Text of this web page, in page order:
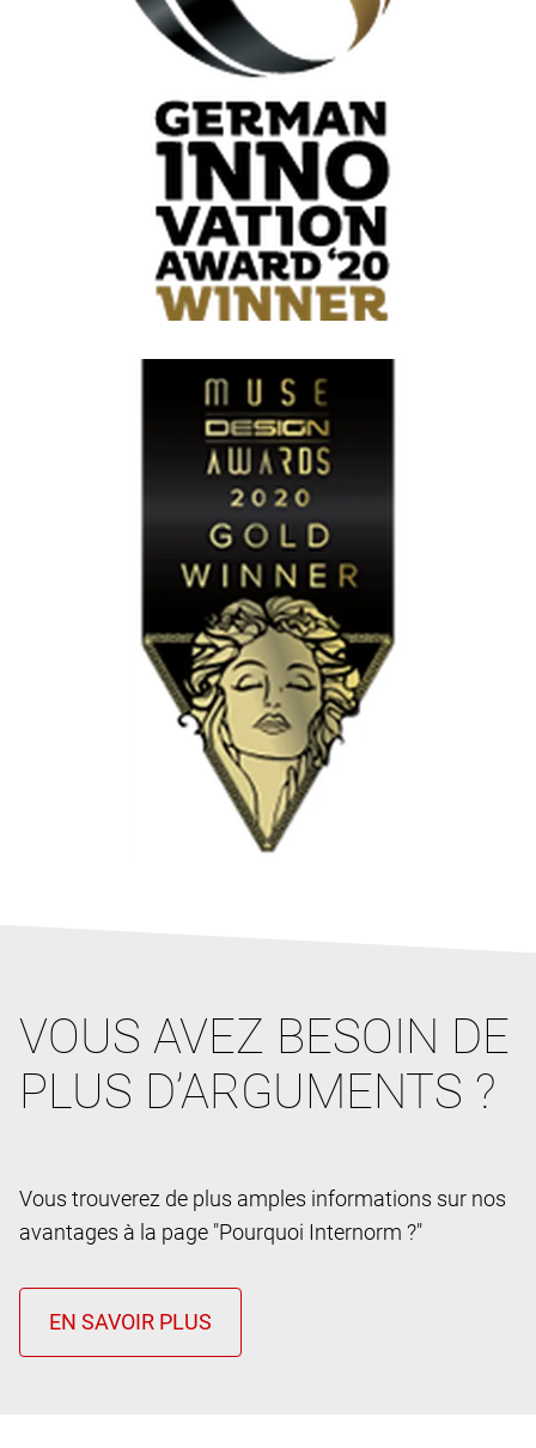
VOUS AVEZ BESOIN DE
PLUS D’ARGUMENTS ?
Vous trouverez de plus amples informations sur nos
avantages à la page "Pourquoi Internorm ?"